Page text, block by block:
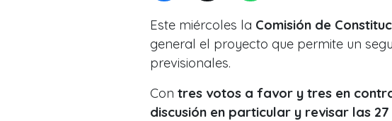
Este miércoles la Comisión de
general el proyecto que permite un
previsionales.
Con tres votos a favor y tres en
discusión en particular y revisar las